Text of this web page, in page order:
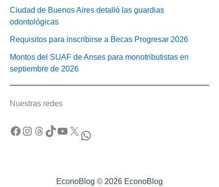
Ciudad de Buenos Aires detalló las guardias
odontológicas
Requisitos para inscribirse a Becas Progresar 2026
Montos del SUAF de Anses para monotributistas en
septiembre de 2026
Nuestras redes
Facebook Instagram Threads TikTok YouTube X WhatsApp
EconoBlog © 2026 EconoBlog